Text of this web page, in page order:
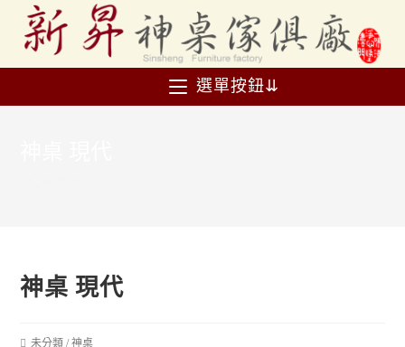
選單按鈕⇊
神桌 現代
未分類 / 神桌